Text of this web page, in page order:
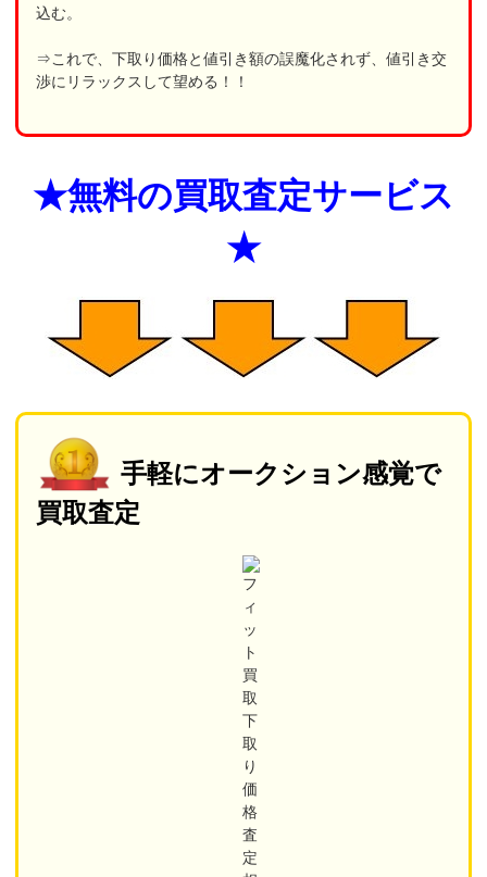
込む。
⇒これで、下取り価格と値引き額の誤魔化されず、値引き交
渉にリラックスして望める！！
★無料の買取査定サービス
★
手軽にオークション感覚で
買取査定